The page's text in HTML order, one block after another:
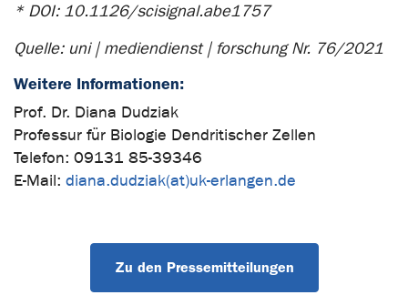
* DOI: 10.1126/scisignal.abe1757
Quelle: uni | mediendienst | forschung Nr. 76/2021
Weitere Informationen:
Prof. Dr. Diana Dudziak
Professur für Biologie Dendritischer Zellen
Telefon: 09131 85-39346
E-Mail: diana.dudziak(at)uk-erlangen.de
Zu den Pressemitteilungen